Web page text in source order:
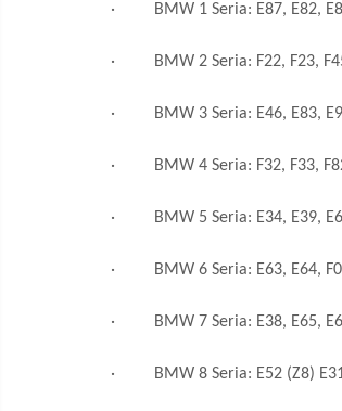
· BMW 1 Seria: E87, E82,
· BMW 2 Seria: F22, F23,
· BMW 3 Seria: E46, E83,
· BMW 4 Seria: F32, F33,
· BMW 5 Seria: E34, E39,
· BMW 6 Seria: E63, E64,
· BMW 7 Seria: E38, E65,
· BMW 8 Seria: E52 (Z8)